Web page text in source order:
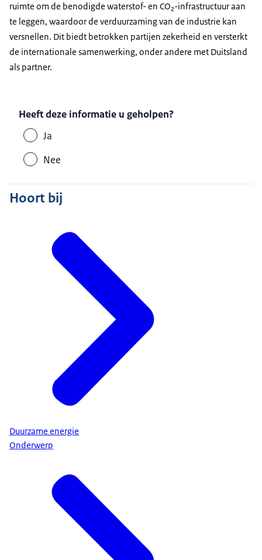
ruimte om de benodigde waterstof- en CO₂-infrastructuur aan
te leggen, waardoor de verduurzaming van de industrie kan
versnellen. Dit biedt betrokken partijen zekerheid en versterkt
de internationale samenwerking, onder andere met Duitsland
als partner.
Heeft deze informatie u geholpen?
Ja
Nee
Hoort bij
Duurzame energie
Onderwerp